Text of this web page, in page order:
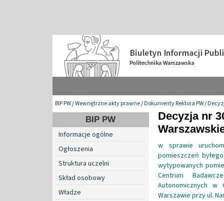
BIP PW/Wewnętrzne akty prawne/Dokumenty Rektora PW/
BIP PW
Informacje ogólne
Ogłoszenia
Struktura uczelni
Skład osobowy
Władze
Decyzja nr
w sprawie
pomieszczeń
wytypowanych
Centrum
Autonomicznych w
Warszawie przy ul.